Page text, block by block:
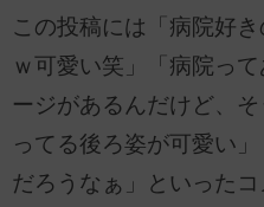
この投稿には「病院好
ｗ可愛い笑」「病院っ
ージがあるんだけど、
ってる後ろ姿が可愛い
だろうなぁ」といった